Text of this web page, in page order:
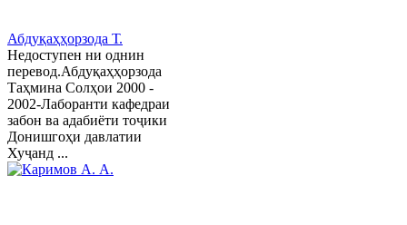
Абдуқаҳҳорзода Т.
Недоступен ни однин
перевод.Абдуқаҳҳорзода
Таҳмина Солҳои 2000 -
2002-Лаборанти кафедраи
забон ва адабиёти тоҷики
Донишгоҳи давлатии
Хуҷанд ...